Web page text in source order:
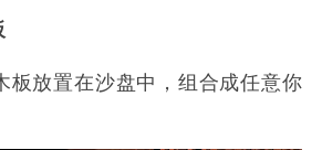
放置在沙盘中，组合成任意你